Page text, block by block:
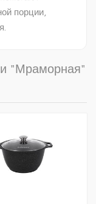
порции,
"Мраморная"